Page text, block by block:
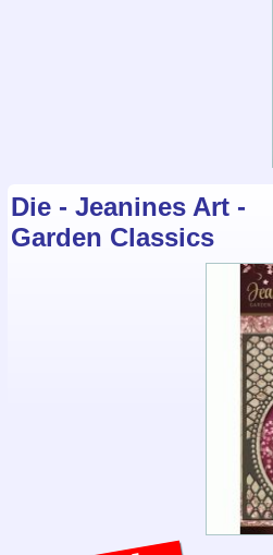
Die - Jeanines Art -
Garden Classics